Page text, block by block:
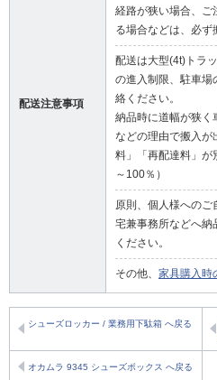
配送注意事項
経路が狭い場合、ご
る場合などは、必ず
配送は大型(4t)トラ
の進入制限、駐車場
絡ください。
納品時に道幅が狭く
などの理由で搬入が
料」「再配達料」が
～100％）
原則、個人様へのご
宅兼事務所などへ納
ください。
その他、 家具購入時
シューズロッカー / 業務用下駄箱 へ戻る
オカムラ 9345 シューズボックス へ戻る